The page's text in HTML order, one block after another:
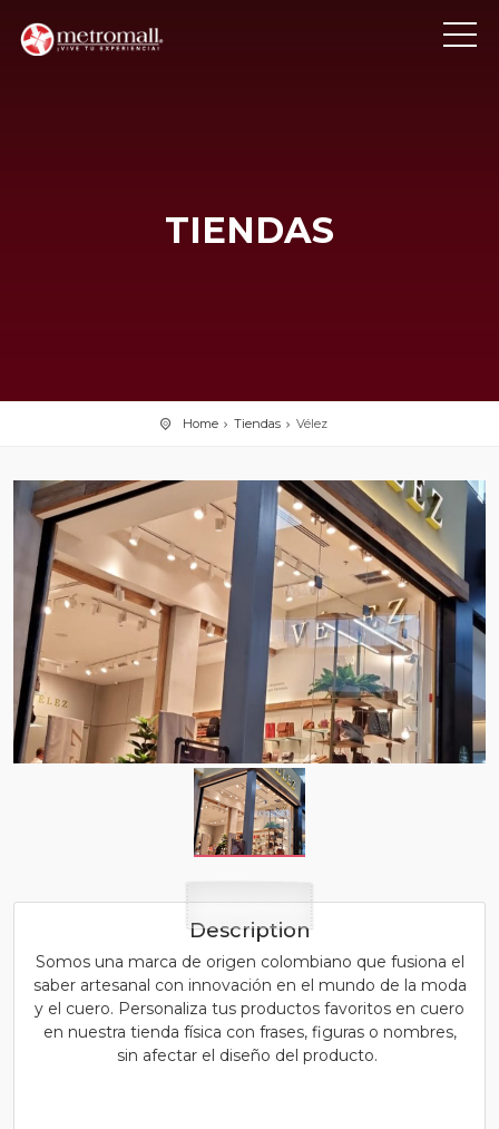
TIENDAS
Home Tiendas Vélez
Description
Somos una marca de origen colombiano que fusiona el
saber artesanal con innovación en el mundo de la moda
y el cuero. Personaliza tus productos favoritos en cuero
en nuestra tienda física con frases, figuras o nombres,
sin afectar el diseño del producto.